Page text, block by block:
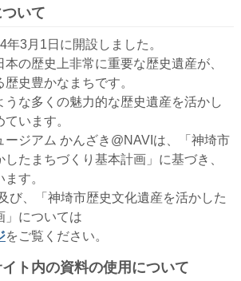
いて
3月1日に開設しました。
の歴史上非常に重要な歴史遺産が、
史豊かなまちです。
うな多くの魅力的な歴史遺産を活かし
います。
ージアム かんざき@NAVIは、「神埼市
たまちづくり基本計画」に基づき、
す。
び、「神埼市歴史文化遺産を活かした
」については
をご覧ください。
ト内の資料の使用について